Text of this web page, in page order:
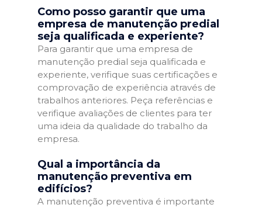
Como posso garantir que uma
empresa de manutenção predial
seja qualificada e experiente?
Para garantir que uma empresa de
manutenção predial seja qualificada e
experiente, verifique suas certificações e
comprovação de experiência através de
trabalhos anteriores. Peça referências e
verifique avaliações de clientes para ter
uma ideia da qualidade do trabalho da
empresa.
Qual a importância da
manutenção preventiva em
edifícios?
A manutenção preventiva é importante